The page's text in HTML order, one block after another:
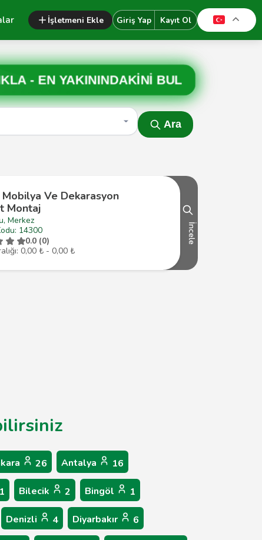
İşletmeni Ekle Giriş Yap Kayıt Ol
-EN YAKININDAKİNİ BUL
Ara
Mobilya Ve Dekarasyon
Montaj
Merkez
14300
0.0 (0)
0,00 ₺ - 0,00 ₺
İncele
26 Antalya 16
1 Bilecik 2 Bingöl 1
Denizli 4 Diyarbakır 6